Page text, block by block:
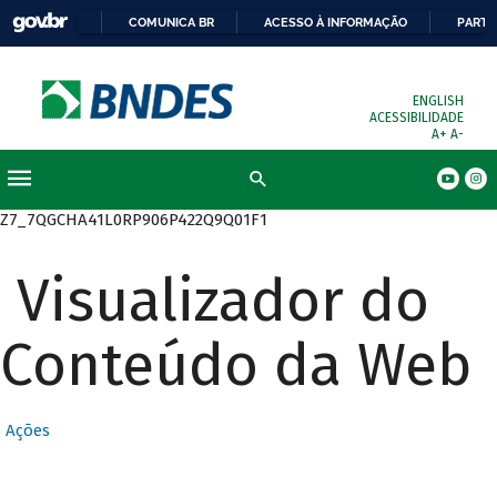
COMUNICA BR ACESSO À INFORMAÇÃO
ENGLISH
ACESSIBILIDADE
A+ A-
Z7_7QGCHA41L0RP906P422Q9Q01F1
Visualizador do
Conteúdo da Web
Ações